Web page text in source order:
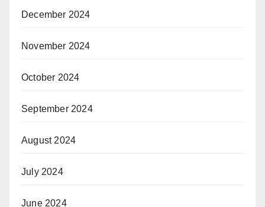
December 2024
November 2024
October 2024
September 2024
August 2024
July 2024
June 2024